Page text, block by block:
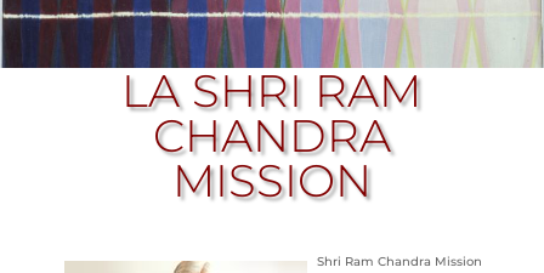
LA SHRI RAM
CHANDRA
MISSION
Shri Ram Chandra Mission